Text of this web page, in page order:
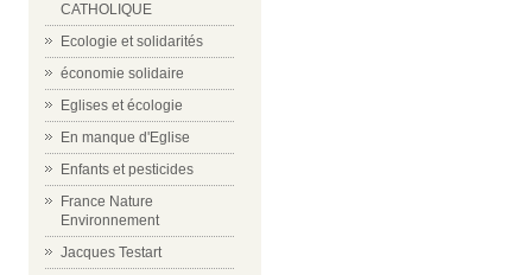
CATHOLIQUE
Ecologie et solidarités
économie solidaire
Eglises et écologie
En manque d'Eglise
Enfants et pesticides
France Nature
Environnement
Jacques Testart